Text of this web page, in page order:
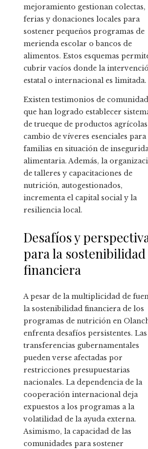
mejoramiento gestionan colectas,
ferias y donaciones locales para
sostener pequeños programas de
merienda escolar o bancos de
alimentos. Estos esquemas
cubrir vacíos donde la
estatal o internacional es limitada.
Existen testimonios de
que han logrado establecer
de trueque de productos
cambio de víveres esenciales para
familias en situación de
alimentaria. Además, la
de talleres y capacitaciones de
nutrición, autogestionados,
incrementa el capital social y la
resiliencia local.
Desafíos y
para la sostenibilidad
financiera
A pesar de la multiplicidad de
la sostenibilidad financiera de los
programas de nutrición en
enfrenta desafíos persistentes. Las
transferencias gubernamentales
pueden verse afectadas por
restricciones presupuestarias
nacionales. La dependencia de la
cooperación internacional deja
expuestos a los programas a la
volatilidad de la ayuda externa.
Asimismo, la capacidad de las
comunidades para sostener